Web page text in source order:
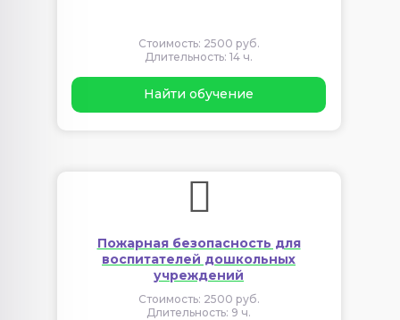
Стоимость: 2500 руб.
Длительность: 14 ч.
Найти обучение
Пожарная безопасность для
воспитателей дошкольных
учреждений
Стоимость: 2500 руб.
Длительность: 9 ч.